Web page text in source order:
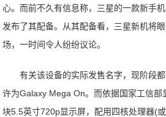
心。而前不久有信息称，三星的一款新手
发布了其配备。从其配备看，三星新机将
场，一时间令人纷纷议论。
有关该设备的实际发售名字，现阶段
许为Galaxy Mega On。而依据国家工信部
块5.5英寸720p显示屏，配用四核处理器(